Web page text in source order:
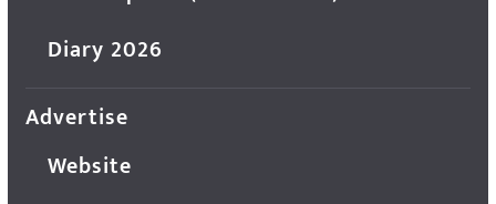
Diary 2026
Advertise
Website